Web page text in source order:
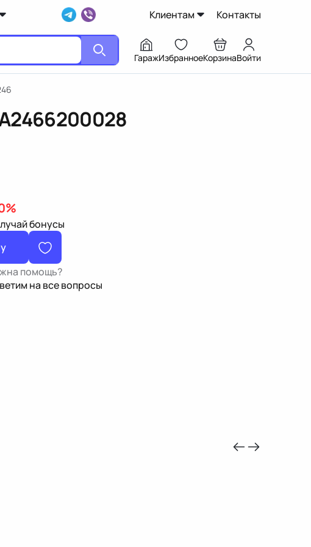
Клиентам Контакты
ГаражИзбранноеКорзинаВойти
бонусы
помощь?
на все вопросы